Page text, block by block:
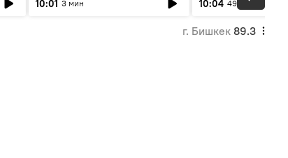
10:01 3 мин
населения
10:04 49 мин
г. Бишкек 89.3